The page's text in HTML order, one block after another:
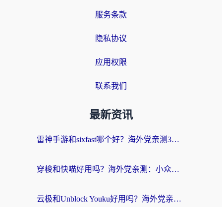
服务条款
隐私协议
应用权限
联系我们
最新资讯
雷神手游和sixfast哪个好？海外党亲测3款回国加速器，教你选对不踩坑
穿梭和快喵好用吗？海外党亲测：小众加速器对比+番茄加速器深度体验
云极和Unblock Youku好用吗？海外党亲测+2026回国加速器避坑指南